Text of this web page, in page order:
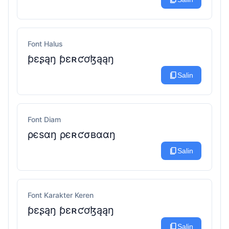
Font Halus
ƥɛʂąŋ ƥɛʀƈơɮąąŋ
content_copySalin
Font Diam
ρєѕαŋ ρєʀƈσвααŋ
content_copySalin
Font Karakter Keren
ƥɛʂąŋ ƥɛʀƈơɮąąŋ
content_copySalin